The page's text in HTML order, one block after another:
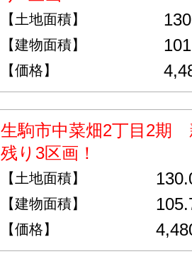
【土地面積】
【建物面積】
【価格】
生駒市中菜畑2丁目2
残り3区画！
【土地面積】
【建物面積】
【価格】